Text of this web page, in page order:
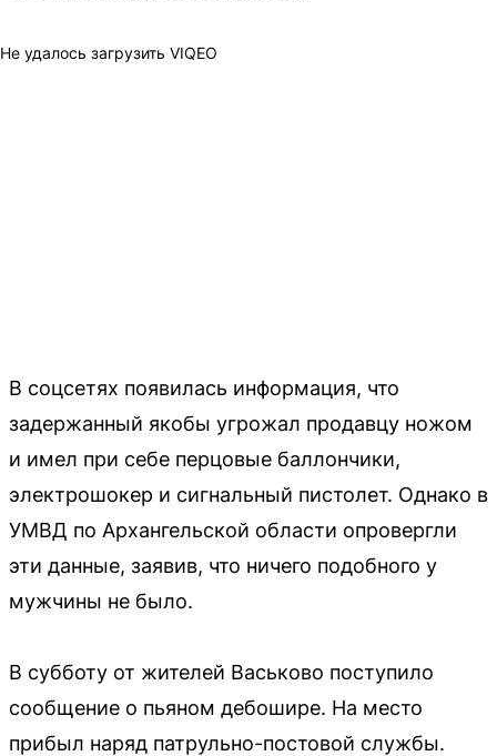
Не удалось загрузить VIQEO
В соцсетях появилась информация, что
задержанный якобы угрожал продавцу ножом
и имел при себе перцовые баллончики,
электрошокер и сигнальный пистолет. Однако в
УМВД по Архангельской области опровергли
эти данные, заявив, что ничего подобного у
мужчины не было.
В субботу от жителей Васьково поступило
сообщение о пьяном дебошире. На место
прибыл наряд патрульно-постовой службы.